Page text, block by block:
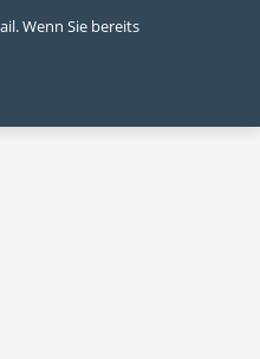
Wenn Sie bereits